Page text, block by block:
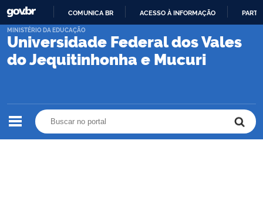
PARA
CONTEÚDO
COMUNICA BR ACESSO À INFORMAÇÃO
Universidade Federal dos Vales
do Jequitinhonha e Mucuri
MINISTÉRIO DA EDUCAÇÃO